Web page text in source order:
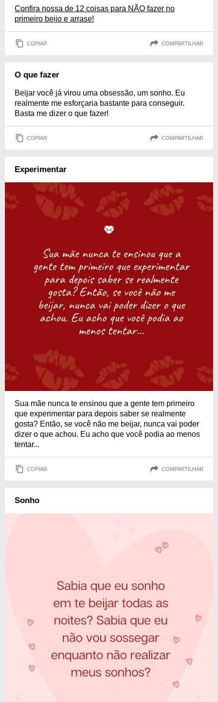
Confira nossa de 12 coisas para NÃO fazer no
primeiro beijo e arrase!
COPIAR COMPARTILHAR
O que fazer
Beijar você já virou uma obsessão, um sonho. Eu
realmente me esforçaria bastante para conseguir.
Basta me dizer o que fazer!
COPIAR COMPARTILHAR
Experimentar
Sua mãe nunca te ensinou que a gente tem primeiro
que experimentar para depois saber se realmente
gosta? Então, se você não me beijar, nunca vai poder
dizer o que achou. Eu acho que você podia ao menos
tentar...
COPIAR COMPARTILHAR
Sonho